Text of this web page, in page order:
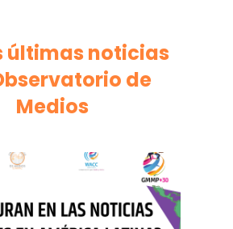
últimas noticias
de
Medios